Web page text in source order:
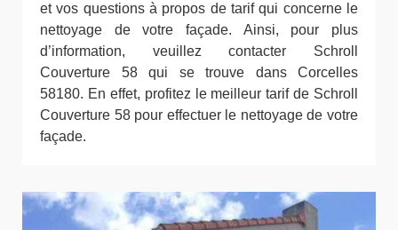
et vos questions à propos de tarif qui concerne le
nettoyage de votre façade. Ainsi, pour plus
d’information, veuillez contacter Schroll
Couverture 58 qui se trouve dans Corcelles
58180. En effet, profitez le meilleur tarif de Schroll
Couverture 58 pour effectuer le nettoyage de votre
façade.